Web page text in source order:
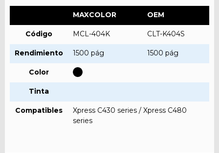
MAXCOLOR OEM
Código MCL-404K CLT-K404S
Rendimiento 1500 pág 1500 pág
Color
Tinta
Compatibles
Xpress C430 series / Xpress C480
series